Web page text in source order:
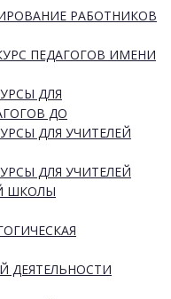
РАБОТНИКОВ
ПЕДАГОГОВ ИМЕНИ
ДЛЯ
ДО
ДЛЯ УЧИТЕЛЕЙ
ДЛЯ УЧИТЕЛЕЙ
ШКОЛЫ
ДЕЯТЕЛЬНОСТИ